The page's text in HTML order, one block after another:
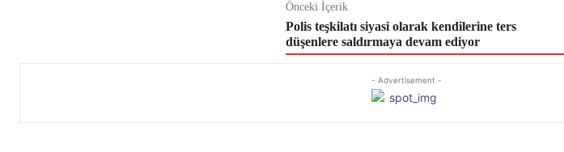
Önceki İçerik
Polis teşkilatı siyasi olarak kendilerine ters
düşenlere saldırmaya devam ediyor
- Advertisement -